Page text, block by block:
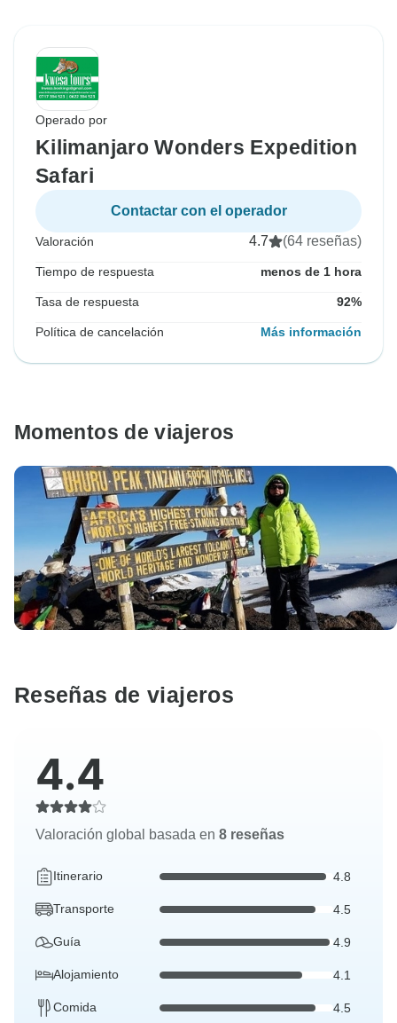
Operado por
Kilimanjaro Wonders Expedition
Safari
Contactar con el operador
Valoración 4.7 (64 reseñas)
Tiempo de respuesta menos de 1 hora
Tasa de respuesta 92%
Política de cancelación Más información
Momentos de viajeros
Reseñas de viajeros
4.4
Valoración global basada en 8 reseñas
Itinerario 4.8
Transporte 4.5
Guía 4.9
Alojamiento 4.1
Comida 4.5